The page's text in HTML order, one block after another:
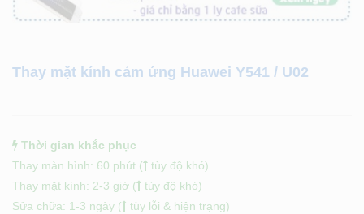
Thay mặt kính cảm ứng Huawei Y541 / U02
Thời gian khắc phục
Thay màn hình: 60 phút (
tùy độ khó)
Thay mặt kính: 2-3 giờ (
tùy độ khó)
Sửa chữa: 1-3 ngày (
tùy lỗi & hiện trạng)